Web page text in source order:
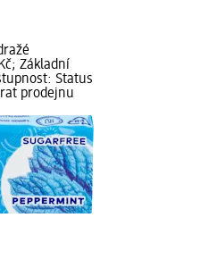
Základní
Status
prodejnu